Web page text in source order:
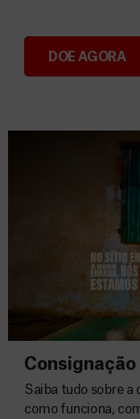
Donativos
DOE AGORA
Consignação
Saiba tudo sobre a
como funciona,